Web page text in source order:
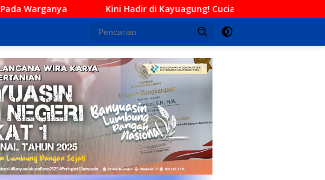
Kini Hadir di Kayuagung! Cucian Mobil Daffa Siap Berikan Layanan Bersih,